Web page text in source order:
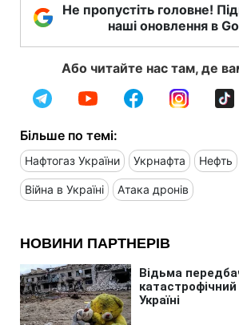
Не пропустіть головне!
наші оновлення в
Або читайте нас там, де
Більше по темі:
Нафтогаз України Укрнафта Нефть
Війна в Україні Атака дронів